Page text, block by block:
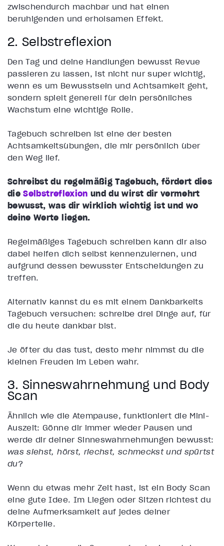
zwischendurch machbar und hat einen
beruhigenden und erholsamen Effekt.
2. Selbstreflexion
Den Tag und deine Handlungen bewusst Revue
passieren zu lassen, ist nicht nur super wichtig,
wenn es um Bewusstsein und Achtsamkeit geht,
sondern spielt generell für dein persönliches
Wachstum eine wichtige Rolle.
Tagebuch schreiben ist eine der besten
Achtsamkeitsübungen, die mir persönlich über
den Weg lief.
Schreibst du regelmäßig Tagebuch, fördert dies
die Selbstreflexion unddu wirst dir vermehrt
bewusst, was dir wirklich wichtig ist und wo
deine Werte liegen.
Regelmäßiges Tagebuch schreiben kann dir also
dabei helfen dich selbst kennenzulernen, und
aufgrund dessen bewusster Entscheidungen zu
treffen.
Alternativ kannst du es mit einem Dankbarkeits
Tagebuch versuchen: schreibe drei Dinge auf, für
die du heute dankbar bist.
Je öfter du das tust, desto mehr nimmst du die
kleinen Freuden im Leben wahr.
3. Sinneswahrnehmung und Body
Scan
Ähnlich wie die Atempause, funktioniert die Mini-
Auszeit: Gönne dir immer wieder Pausen und
werde dir deiner Sinneswahrnehmungen bewusst:
was siehst, hörst, riechst, schmeckst und spürtst
du?
Wenn du etwas mehr Zeit hast, ist ein Body Scan
eine gute Idee. Im Liegen oder Sitzen richtest du
deine Aufmerksamkeit auf jedes deiner
Körperteile.